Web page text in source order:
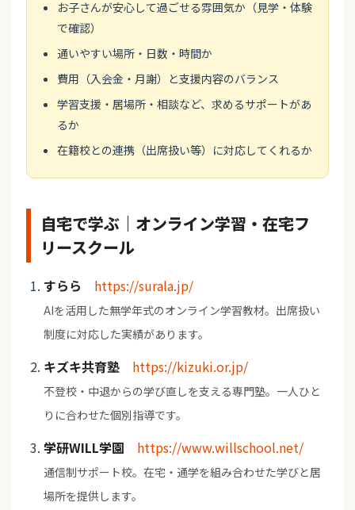
お子さんが安心して過ごせる雰囲気か（見学・体験
で確認）
通いやすい場所・日数・時間か
費用（入会金・月謝）と支援内容のバランス
学習支援・居場所・相談など、求めるサポートがあ
るか
在籍校との連携（出席扱い等）に対応してくれるか
自宅で学ぶ｜オンライン学習・在宅フ
リースクール
すらら https://surala.jp/
AIを活用した無学年式のオンライン学習教材。出席扱い
制度に対応した実績があります。
キズキ共育塾 https://kizuki.or.jp/
不登校・中退からの学び直しを支える専門塾。一人ひと
りに合わせた個別指導です。
学研WILL学園 https://www.willschool.net/
通信制サポート校。在宅・通学を組み合わせた学びと居
場所を提供します。